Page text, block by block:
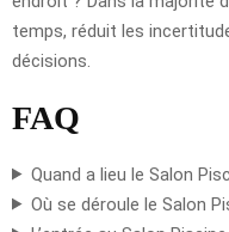
temps, réduit les
décisions.
FAQ
Quand a lieu le Salon
Où se déroule le Salon